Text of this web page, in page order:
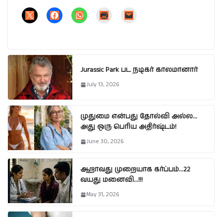
Jurassic Park பட நடிகர் காலமானார்
July 13, 2026
முதுமை என்பது தோல்வி அல்ல…
அது ஒரு பெரிய அதிர்ஷ்டம்!
June 30, 2026
ஆறாவது முறையாக கர்ப்பம்…22
வயது மனைவி…!!!
May 31, 2026